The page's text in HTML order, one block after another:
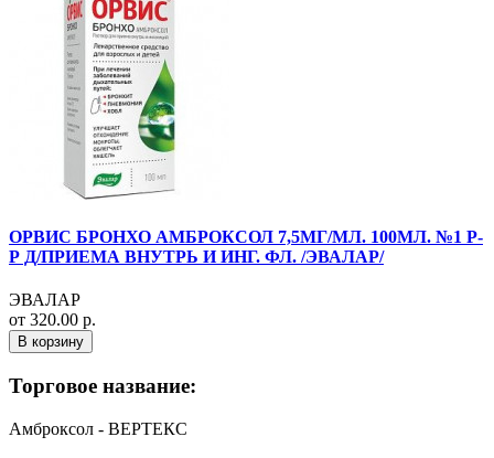
ОРВИС БРОНХО АМБРОКСОЛ 7,5МГ/МЛ. 100МЛ. №1 Р-
Р Д/ПРИЕМА ВНУТРЬ И ИНГ. ФЛ. /ЭВАЛАР/
ЭВАЛАР
от 320.00 р.
В корзину
Торговое название:
Амброксол - ВЕРТЕКС